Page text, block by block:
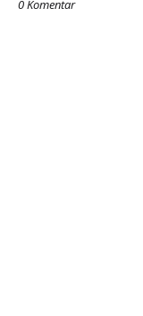
0 Komentar